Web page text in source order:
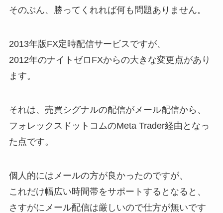
そのぶん、勝ってくれれば何も問題ありません。
2013年版FX定時配信サービスですが、
2012年のナイトゼロFXからの大きな変更点があり
ます。
それは、売買シグナルの配信がメール配信から、
フォレックスドットコムのMeta Trader経由となっ
た点です。
個人的にはメールの方が良かったのですが、
これだけ幅広い時間帯をサポートするとなると、
さすがにメール配信は厳しいので仕方が無いです